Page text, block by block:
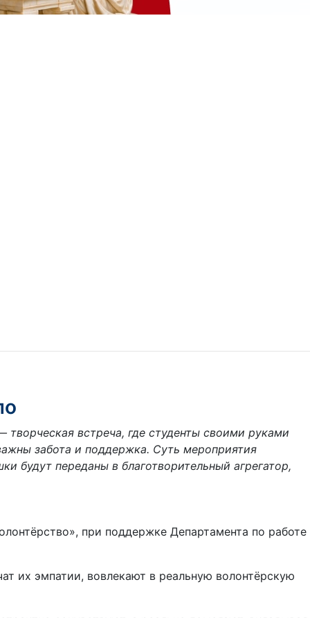
встреча, где студенты своими руками
забота и поддержка. Суть мероприятия
будут переданы в благотворительный агрегатор,
при поддержке Департамента по работе
их эмпатии, вовлекают в реальную волонтёрскую